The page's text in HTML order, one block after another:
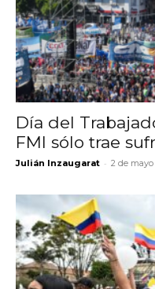
Día del
FMI sólo trae
Julián Inzaugarat - 2 de mayo